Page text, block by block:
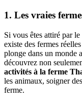
1. Les vraies
Si vous êtes attiré par le
existe des fermes
plonge dans un monde
découvrez non
activités à la ferme
les animaux, soigner
ferme.